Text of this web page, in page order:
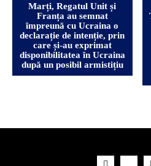
Marți, Regatul Unit și
Franța au semnat
împreună cu Ucraina o
declarație de intenție, prin
care și-au exprimat
disponibilitatea în Ucraina
după un posibil armistițiu